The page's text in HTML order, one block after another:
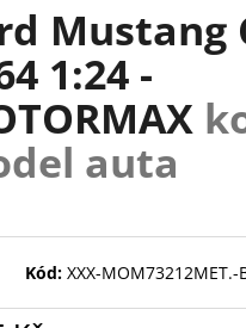
Mustang
1:24 -
auta
Kód: XXX-MOM73212MET.-